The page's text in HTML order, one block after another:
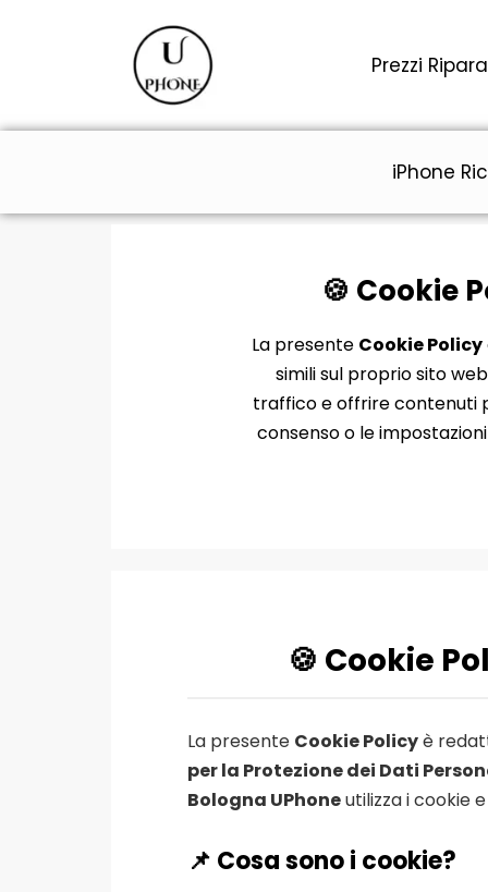
Prezzi
iPhone
🍪 Cookie
La presente Cookie Policy
simili sul proprio sito
traffico e offrire contenuti
consenso o le
🍪 Cookie
La presente Cookie Policyè
per la Protezione dei Dati
Bologna UPhoneutilizza i cookie
📌 Cosa sono i cookie?